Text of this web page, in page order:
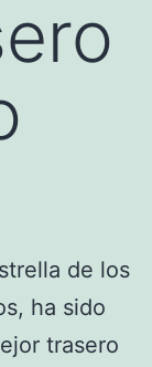
de los
ha sido
trasero